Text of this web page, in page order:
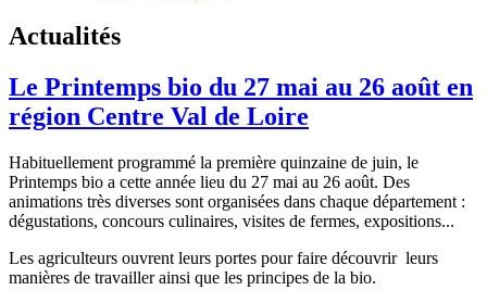
Actualités
Le Printemps bio du 27 mai au 26 août en
région Centre Val de Loire
Habituellement programmé la première quinzaine de juin, le
Printemps bio a cette année lieu du 27 mai au 26 août. Des
animations très diverses sont organisées dans chaque département :
dégustations, concours culinaires, visites de fermes, expositions...
Les agriculteurs ouvrent leurs portes pour faire découvrir leurs
manières de travailler ainsi que les principes de la bio.